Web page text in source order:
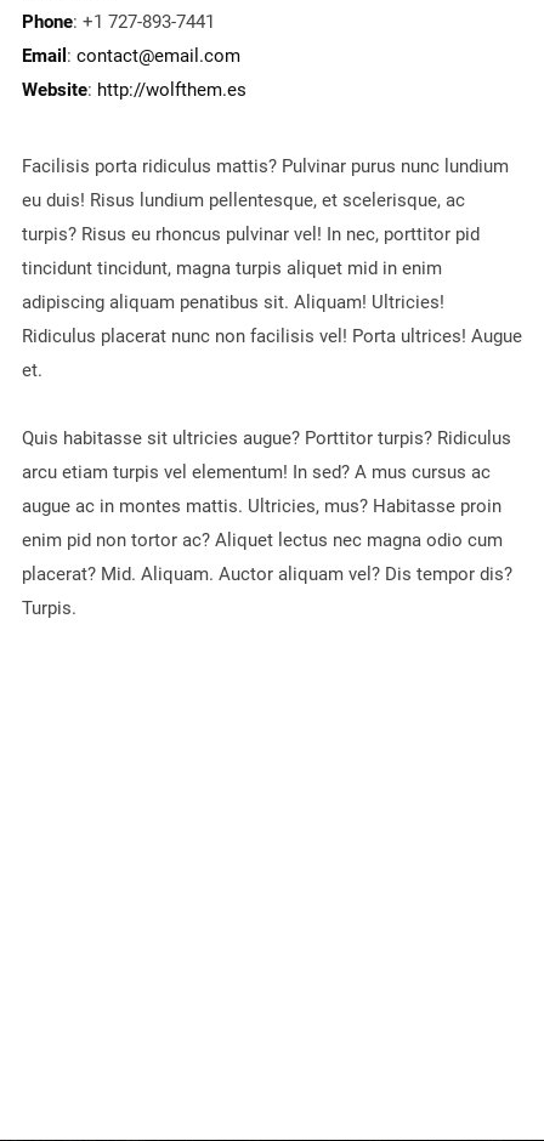
Phone: +1 727-893-7441
Email : contact@email.com
Website: http://wolfthem.es
Facilisis porta ridiculus mattis? Pulvinar purus nunc lundium
eu duis! Risus lundium pellentesque, et scelerisque, ac
turpis? Risus eu rhoncus pulvinar vel! In nec, porttitor pid
tincidunt tincidunt, magna turpis aliquet mid in enim
adipiscing aliquam penatibus sit. Aliquam! Ultricies!
Ridiculus placerat nunc non facilisis vel! Porta ultrices! Augue
et.
Quis habitasse sit ultricies augue? Porttitor turpis? Ridiculus
arcu etiam turpis vel elementum! In sed? A mus cursus ac
augue ac in montes mattis. Ultricies, mus? Habitasse proin
enim pid non tortor ac? Aliquet lectus nec magna odio cum
placerat? Mid. Aliquam. Auctor aliquam vel? Dis tempor dis?
Turpis.